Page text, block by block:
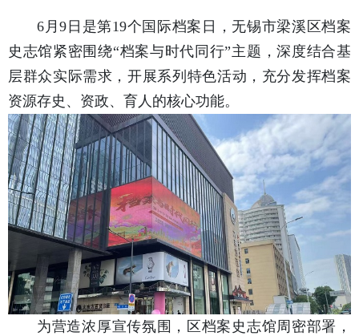
6月9日是第19个国际档案日，无锡市梁溪区档案
史志馆紧密围绕“档案与时代同行”主题，深度结合基
层群众实际需求，开展系列特色活动，充分发挥档案
资源存史、资政、育人的核心功能。
为营造浓厚宣传氛围，区档案史志馆周密部署，